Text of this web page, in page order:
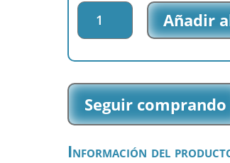
Parche
impreso
Charuca
-
-
(6635_02)
cantidad
Añadir
Seguir comprando
Información del